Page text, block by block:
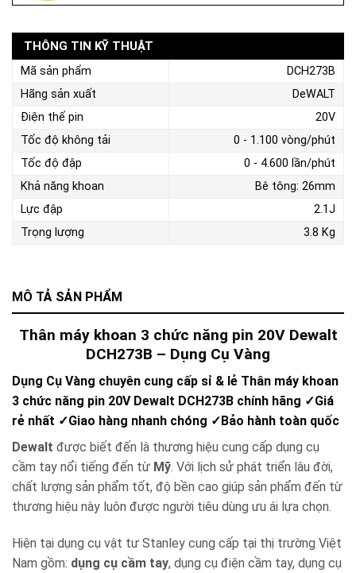
MÔ TẢ SẢN PHẨM
Thân máy khoan 3 chức năng pin 20V Dewalt
DCH273B – Dụng Cụ Vàng
Dụng Cụ Vàng chuyên cung cấp sỉ & lẻ Thân máy khoan
3 chức năng pin 20V Dewalt DCH273B chính hãng ✓Giá
rẻ nhất ✓Giao hàng nhanh chóng ✓Bảo hành toàn quốc
Dewalt được biết đến là thương hiệu cung cấp dụng cụ
cầm tay nổi tiếng đến từ Mỹ. Với lịch sử phát triển lâu đời,
chất lượng sản phẩm tốt, độ bền cao giúp sản phẩm đến từ
thương hiệu này luôn được người tiêu dùng ưu ái lựa chọn.
Hiện tại dụng cụ vật tư Stanley cung cấp tại thị trường Việt
Nam gồm: dụng cụ cầm tay, dụng cụ điện cầm tay, dụng cụ
THÔNG TIN KỸ THUẬT
Mã sản phẩm
DCH273B
Hãng sản xuất
DeWALT
Điện thế pin
20V
Tốc độ không tải
0 - 1.100 vòng/phút
Tốc độ đập
0 - 4.600 lần/phút
Khả năng khoan
Bê tông: 26mm
Lực đập
2.1J
Trọng lượng
3.8 Kg